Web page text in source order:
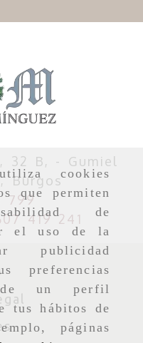
cookies
que permiten
de
el uso de la
publicidad
preferencias
un perfil
tus hábitos de
páginas
32 B, - Gumiel
Burgos
799
419 241